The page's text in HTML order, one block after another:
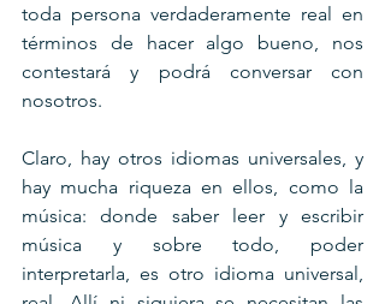
toda persona verdaderamente real en
términos de hacer algo bueno, nos
contestará y podrá conversar con
nosotros.
Claro, hay otros idiomas universales, y
hay mucha riqueza en ellos, como la
música: donde saber leer y escribir
música y sobre todo, poder
interpretarla, es otro idioma universal,